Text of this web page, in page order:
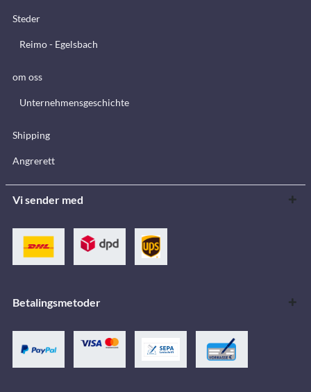
Steder
Reimo - Egelsbach
om oss
Unternehmensgeschichte
Shipping
Angrerett
Vi sender med
Betalingsmetoder